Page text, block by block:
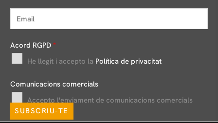
m
a
*
Acord RGPD *
He llegit i accepto la Política de privacitat
Comunicacions comercials
Accepto l'enviament de comunicacions comercials
SUBSCRIU-TE